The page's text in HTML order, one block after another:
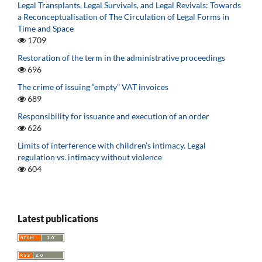
Legal Transplants, Legal Survivals, and Legal Revivals: Towards
a Reconceptualisation of The Circulation of Legal Forms in
Time and Space
1709
Restoration of the term in the administrative proceedings
696
The crime of issuing “empty” VAT invoices
689
Responsibility for issuance and execution of an order
626
Limits of interference with children’s intimacy. Legal
regulation vs. intimacy without violence
604
Latest publications